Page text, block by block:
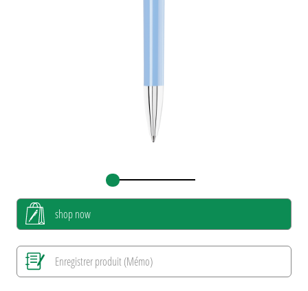
shop now
Enregistrer produit (Mémo)